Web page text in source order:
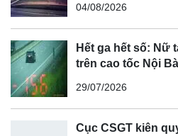
04/08/2026
Hết ga hết số: Nữ
trên cao tốc Nội
29/07/2026
Cục CSGT kiên